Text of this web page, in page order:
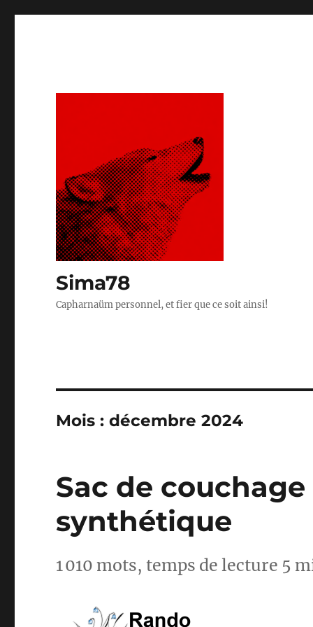
Sima78
Capharnaüm personnel, et fier que ce soit ainsi!
Mois :décembre 2024
Sac de
synthétique
1 010 mots, temps de lecture 5